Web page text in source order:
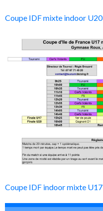
Coupe IDF mixte indoor U20
Coupe IDF indoor mixte U17